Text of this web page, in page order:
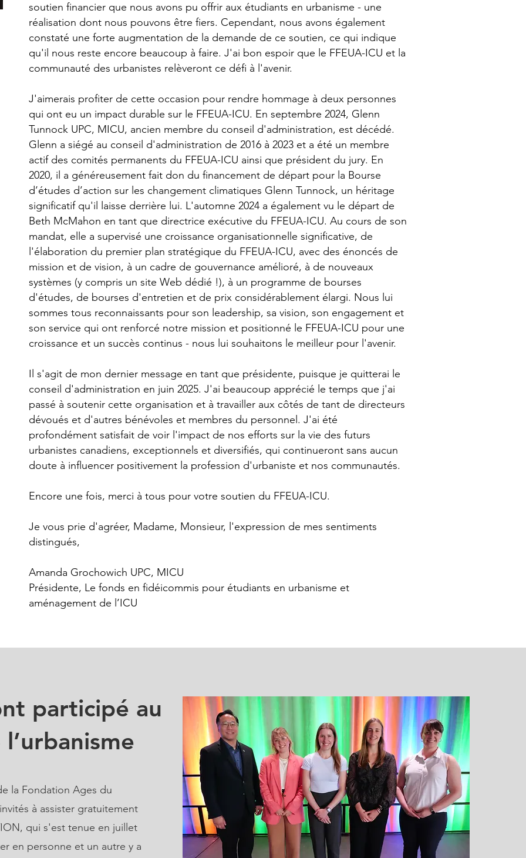
soutien financier que nous avons pu offrir aux étudiants en urbanisme - une
réalisation dont nous pouvons être fiers. Cependant, nous avons également
constaté une forte augmentation de la demande de ce soutien, ce qui indique
qu'il nous reste encore beaucoup à faire. J'ai bon espoir que le FFEUA-ICU et la
communauté des urbanistes relèveront ce défi à l'avenir.
J'aimerais profiter de cette occasion pour rendre hommage à deux personnes
qui ont eu un impact durable sur le FFEUA-ICU. En septembre 2024, Glenn
Tunnock UPC, MICU, ancien membre du conseil d'administration, est décédé.
Glenn a siégé au conseil d'administration de 2016 à 2023 et a été un membre
actif des comités permanents du FFEUA-ICU ainsi que président du jury. En
2020, il a généreusement fait don du financement de départ pour la Bourse
d’études d’action sur les changement climatiques Glenn Tunnock, un héritage
significatif qu'il laisse derrière lui. L'automne 2024 a également vu le départ de
Beth McMahon en tant que directrice exécutive du FFEUA-ICU. Au cours de son
mandat, elle a supervisé une croissance organisationnelle significative, de
l'élaboration du premier plan stratégique du FFEUA-ICU, avec des énoncés de
mission et de vision, à un cadre de gouvernance amélioré, à de nouveaux
systèmes (y compris un site Web dédié !), à un programme de bourses
d'études, de bourses d'entretien et de prix considérablement élargi. Nous lui
sommes tous reconnaissants pour son leadership, sa vision, son engagement et
son service qui ont renforcé notre mission et positionné le FFEUA-ICU pour une
croissance et un succès continus - nous lui souhaitons le meilleur pour l'avenir.
Il s'agit de mon dernier message en tant que présidente, puisque je quitterai le
conseil d'administration en juin 2025. J'ai beaucoup apprécié le temps que j'ai
passé à soutenir cette organisation et à travailler aux côtés de tant de directeurs
dévoués et d'autres bénévoles et membres du personnel. J'ai été
profondément satisfait de voir l'impact de nos efforts sur la vie des futurs
urbanistes canadiens, exceptionnels et diversifiés, qui continueront sans aucun
doute à influencer positivement la profession d'urbaniste et nos communautés.
Encore une fois, merci à tous pour votre soutien du FFEUA-ICU.
Je vous prie d'agréer, Madame, Monsieur, l'expression de mes sentiments
distingués,
Amanda Grochowich UPC, MICU
Présidente, Le fonds en fidéicommis pour étudiants en urbanisme et
aménagement de l’ICU
participé au
la Fondation Ages du
à assister gratuitement
qui s'est tenue en juillet
en personne et un autre y a